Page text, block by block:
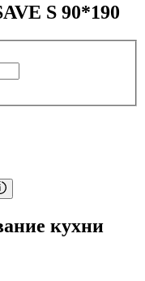
S 90*190
кухни